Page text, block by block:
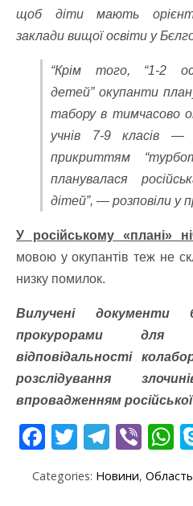
щоб діти мають
заклади вищої освіти у
“Крім того, “1-2
детей” окупанти
табору в тимчасово
учнів 7-9 класів —
прикриттям
планувалася
дітей”, — розповіли у
У російському «плані»
мовою у окупантів теж не
низку помилок.
Вилучені документи
прокурорами для
відповідальності
розслідування
впровадженням
F
e
T
itt
T
e
Vi
er
Categories: Новини, Область